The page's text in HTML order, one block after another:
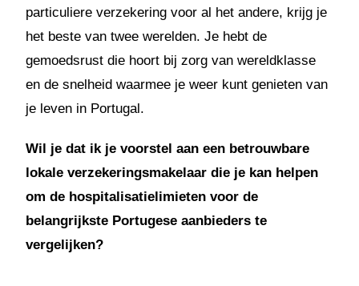
particuliere verzekering voor al het andere, krijg je
het beste van twee werelden. Je hebt de
gemoedsrust die hoort bij zorg van wereldklasse
en de snelheid waarmee je weer kunt genieten van
je leven in Portugal.
Wil je dat ik je voorstel aan een betrouwbare
lokale verzekeringsmakelaar die je kan helpen
om de hospitalisatielimieten voor de
belangrijkste Portugese aanbieders te
vergelijken?